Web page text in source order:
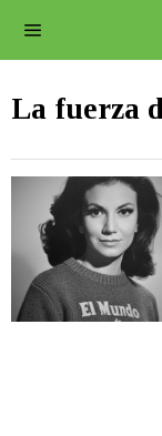
La fuerza